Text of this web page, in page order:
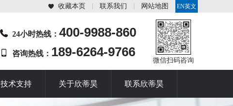
EN英文
站
收藏本页 联系我们 网站地图
24小时热线： 400-9988-860
咨询热线： 189-6264-9766
微信扫码咨询
技术支持 关于欣蒂昊 联系欣蒂昊